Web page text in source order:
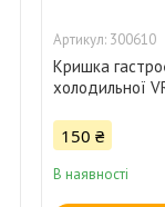
300610
Кришка
холодильної
150 ₴
В наявності